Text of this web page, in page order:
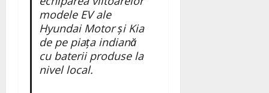
modele EV ale
Hyundai Motor și Kia
de pe piața indiană
cu baterii produse la
nivel local.